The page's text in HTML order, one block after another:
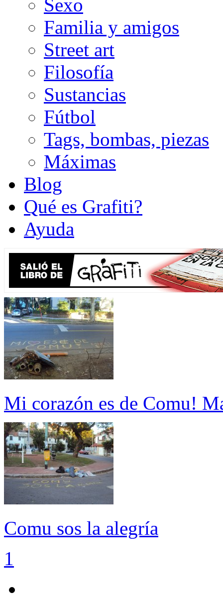
Sexo
Familia y amigos
Street art
Filosofía
Sustancias
Fútbol
Tags, bombas, piezas
Máximas
Blog
Qué es Grafiti?
Ayuda
Mi corazón es de Comu!
Comu sos la alegría
1